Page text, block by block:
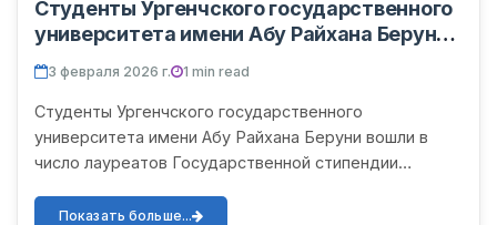
Студенты Ургенчского государственного
университета имени Абу Райхана Беруни
— лауреаты Государственной стипендии
Президента Республики Узбекистан на
2025/2026 учебный год
3 февраля 2026 г. 1 min read
Студенты Ургенчского государственного
университета имени Абу Райхана Беруни вошли в
число лауреатов Государственной стипендии
учебный год. Искренне поздра...
Показать больше...